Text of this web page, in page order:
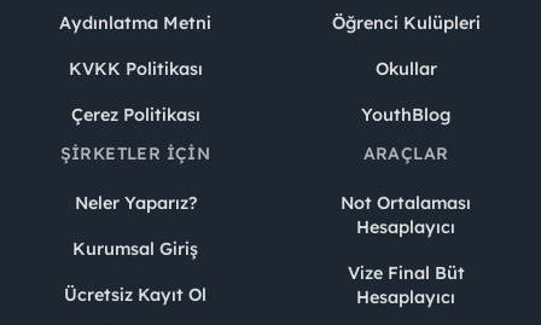
Aydınlatma Metni
KVKK Politikası
Çerez Politikası
Öğrenci Kulüpleri
Okullar
YouthBlog
ŞIRKETLER İÇIN
Neler Yaparız?
Kurumsal Giriş
Ücretsiz Kayıt Ol
ARAÇLAR
Not Ortalaması
Hesaplayıcı
Vize Final Büt
Hesaplayıcı